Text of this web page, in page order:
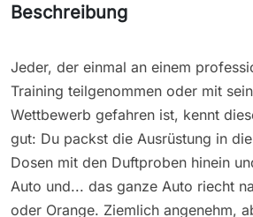
Beschreibung
Jeder, der einmal an einem
Training teilgenommen oder mit
Wettbewerb gefahren ist, kennt
gut: Du packst die Ausrüstung in
Dosen mit den Duftproben hinein
Auto und... das ganze Auto riecht
oder Orange. Ziemlich angenehm,